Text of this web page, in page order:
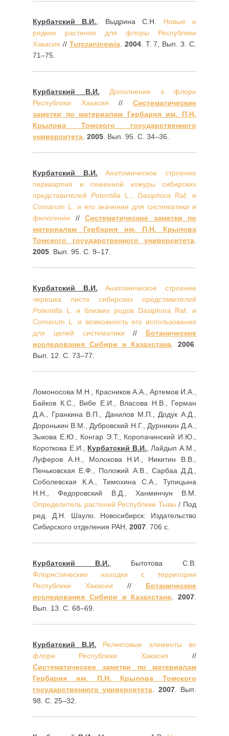
Курбатский В.И., Выдрина С.Н. Новые и
редкие растения для флоры Республики
Хакасия // Turczaninowia. 2004. Т. 7, Вып. 3. С.
71–75.
Курбатский В.И.
Дополнение к флоре
Республики Хакасия //Систематические
заметки по материалам Гербария им. П.Н.
Крылова Томского государственного
университета. 2005. Вып. 95. С. 34–36.
Курбатский В.И.
Анатомическое строение
перикарпия и семенной кожуры сибирских
представителейPotentilla L., DasiphoraRaf. и
Comarum L. и его значение для систематики и
филогении // Систематические заметки по
материалам Гербария им. П.Н. Крылова
Томского государственного университета.
2005. Вып. 95. С. 9–17.
Курбатский В.И.
Анатомическое строение
черешка листа сибирских представителей
Potentilla L. и близких родов Dasiphora Raf. и
Comarum L. и возможность его использования
для целей систематики // Ботанические
исследования Сибири и Казахстана. 2006.
Вып. 12. С. 73–77.
Ломоносова М.Н., Красников А.А., Артемов И.А.,
Байков К.С., Вибе Е.И., Власова Н.В., Герман
Д.А., Гранкина В.П., Данилов М.П., Додук А.Д.,
Доронькин В.М., Дубровский Н.Г., Дурникин Д.А.,
Зыкова Е.Ю., Конгар Э.Т., Коропачинский И.Ю.,
Короткова Е.И., Курбатский В.И., Лайдып А.М.,
Луферов А.Н., Молокова Н.И., Никитин В.В.,
Пеньковская Е.Ф., Положий А.В., Сарбаа Д.Д.,
Соболевская К.А., Тимохина С.А., Тупицына
Н.Н., Федоровский В.Д., Ханминчун В.М.
Определитель растений Республики Тывы / Под
ред. Д.Н. Шауло. Новосибирск: Издательство
Сибирского отделения РАН, 2007. 706 с.
Курбатский В.И., Бытотова С.В.
Флористические находки с территории
Республики Хакасии // Ботанические
исследования Сибири и Казахстана. 2007.
Вып. 13. С. 68–69.
Курбатский В.И.
Реликтовые элементы во
флоре Республики Хакасия //
Систематические заметки по материалам
Гербария им. П.Н. Крылова Томского
государственного университета. 2007. Вып.
98. С. 25–32.